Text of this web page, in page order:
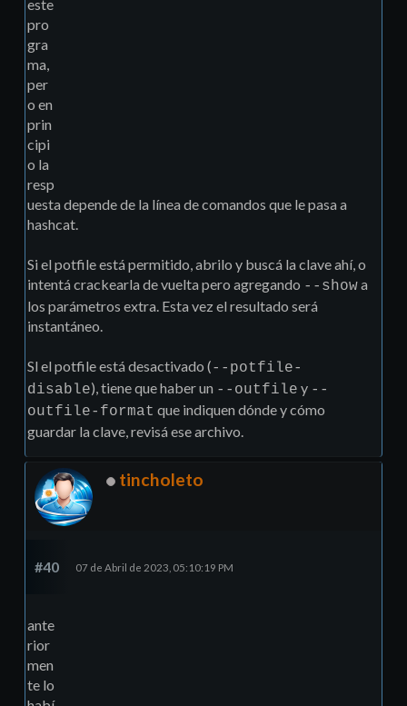
este
pro
gra
ma,
per
o en
prin
cipi
o la
resp
uesta depende de la línea de comandos que le pasa a
hashcat.
Si el potfile está permitido, abrilo y buscá la clave ahí, o
intentá crackearla de vuelta pero agregando --showa
los parámetros extra. Esta vez el resultado será
instantáneo.
Sl el potfile está desactivado (--potfile-
disable), tiene que haber un --outfile y --
outfile-format que indiquen dónde y cómo
guardar la clave, revisá ese archivo.
tincholeto
#40 07 de Abril de 2023, 05:10:19 PM
ante
rior
men
te lo